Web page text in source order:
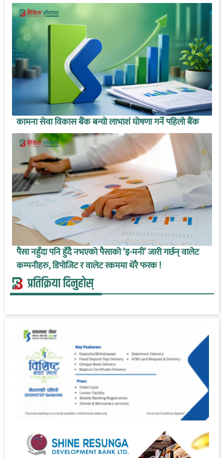
कामना सेवा विकास बैंक बन्यो लाभाशं घोषणा गर्ने पहिलो बैंक
पैसा नहुँदा पनि हुँदै नभएको पैसाको ‘इ-मनी’ जारी गर्छन् वालेट
कम्पनीहरु, डिपोजिट र वालेट रकममा धेरै फरक !
प्रतिक्रिया दिनुहोस्